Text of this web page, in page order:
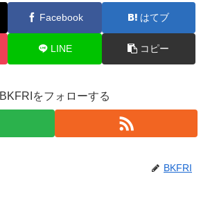
Facebook はてブ
LINE コピー
BKFRIをフォローする
BKFRI